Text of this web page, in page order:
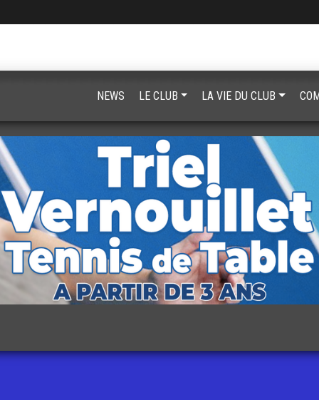
NEWS LE CLUB LA VIE DU CLUB